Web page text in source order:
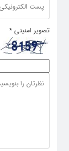
تصویر امنیتی *